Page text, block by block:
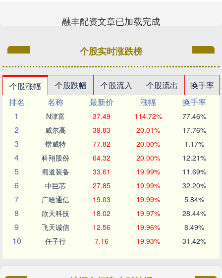
融丰配资文章已加载完成
个股实时涨跌榜
个股涨幅 个股跌幅 个股流入 个股流出
换手率
排名
名称 最新价 涨幅
换手率
1
N津富 37.49 114.72% 77.46%
2 威尔高 39.83 20.01% 17.76%
3 锴威特 77.82 20.00% 1.17%
4 科翔股份 64.32 20.00% 12.21%
5 蜀道装备 33.61 19.99% 11.69%
6 中巨芯 27.85 19.99% 32.20%
7 广哈通信 19.03 19.99% 5.84%
8 欣天科技 18.02 19.97% 28.44%
9 飞天诚信 12.56 19.96% 8.49%
10 任子行 7.16 19.93% 31.42%